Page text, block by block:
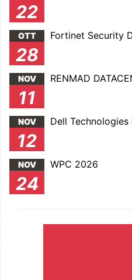
22
OTT
28
Fortinet Security
NOV
11
RENMAD
NOV
12
Dell
NOV
24
WPC 2026